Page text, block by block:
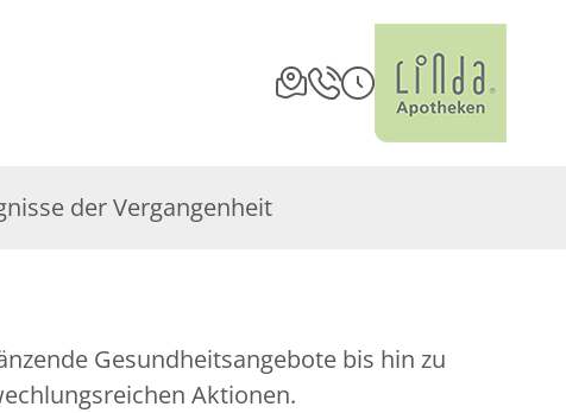
der Vergangenheit
Aktionen.